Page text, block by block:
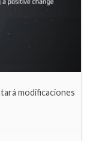
modificaciones